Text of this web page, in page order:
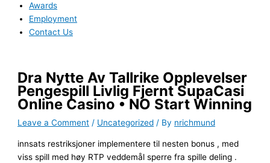
Awards
Employment
Contact Us
Dra Nytte Av Tallrike Opplevelser
Pengespill Livlig Fjernt SupaCasi
Online Casino • NO Start Winning
Leave a Comment / Uncategorized / By nrichmund
innsats restriksjoner implementere til nesten bonus , med
viss spill med høy RTP veddemål sperre fra spille deling .